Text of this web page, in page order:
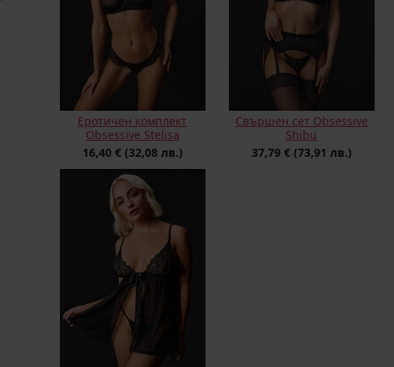
Еротичен комплект
Obsessive Stelisa
16,40 € (32,08 лв.)
Свършен сет Obsessive
Shibu
37,79 € (73,91 лв.)